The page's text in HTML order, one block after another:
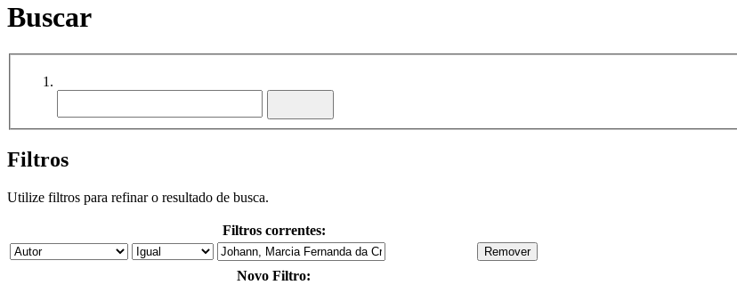
Buscar
Filtros
Utilize filtros para refinar o resultado de busca.
Filtros correntes:
Novo Filtro: